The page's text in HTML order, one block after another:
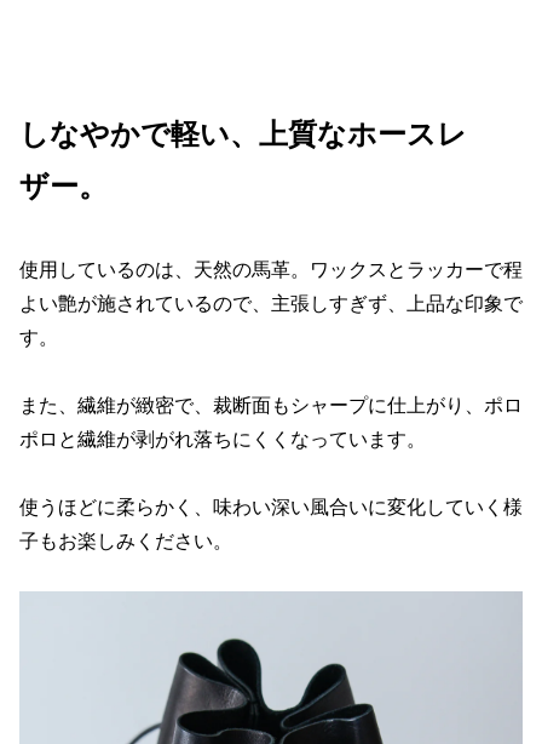
しなやかで軽い、上質なホースレ
ザー。
使用しているのは、天然の馬革。ワックスとラッカーで程
よい艶が施されているので、主張しすぎず、上品な印象で
す。
また、繊維が緻密で、裁断面もシャープに仕上がり、ポロ
ポロと繊維が剥がれ落ちにくくなっています。
使うほどに柔らかく、味わい深い風合いに変化していく様
子もお楽しみください。